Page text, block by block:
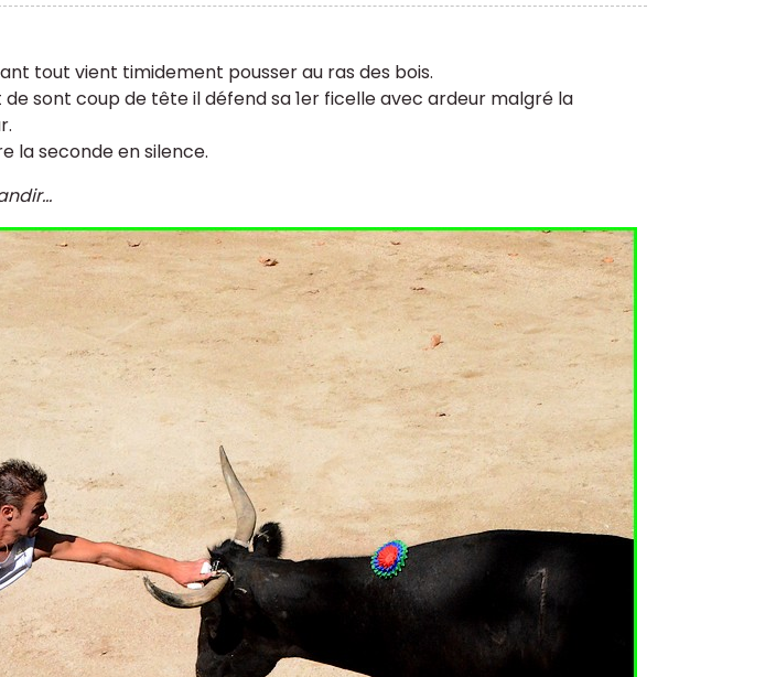
tout vient timidement pousser au ras des bois.
de sont coup de tête il défend sa 1er ficelle avec ardeur malgré la
la seconde en silence.